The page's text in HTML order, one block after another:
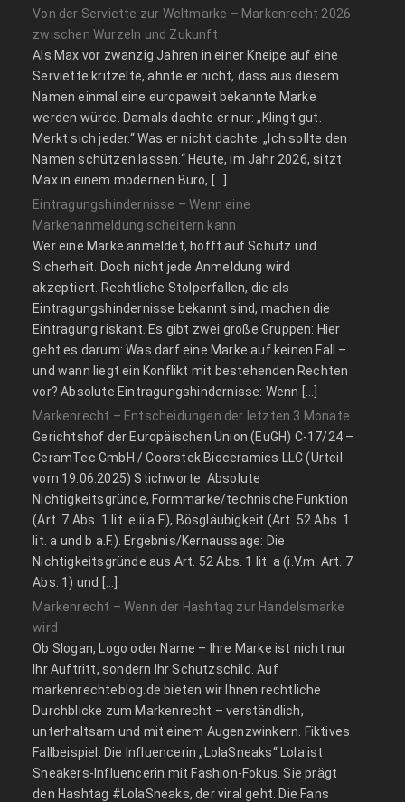
Von der Serviette zur Weltmarke – Markenrecht 2026
zwischen Wurzeln und Zukunft
Als Max vor zwanzig Jahren in einer Kneipe auf eine
Serviette kritzelte, ahnte er nicht, dass aus diesem
Namen einmal eine europaweit bekannte Marke
werden würde. Damals dachte er nur: „Klingt gut.
Merkt sich jeder.“ Was er nicht dachte: „Ich sollte den
Namen schützen lassen.“ Heute, im Jahr 2026, sitzt
Max in einem modernen Büro, […]
Eintragungshindernisse – Wenn eine
Markenanmeldung scheitern kann
Wer eine Marke anmeldet, hofft auf Schutz und
Sicherheit. Doch nicht jede Anmeldung wird
akzeptiert. Rechtliche Stolperfallen, die als
Eintragungshindernisse bekannt sind, machen die
Eintragung riskant. Es gibt zwei große Gruppen: Hier
geht es darum: Was darf eine Marke auf keinen Fall –
und wann liegt ein Konflikt mit bestehenden Rechten
vor? Absolute Eintragungshindernisse: Wenn […]
Markenrecht – Entscheidungen der letzten 3 Monate
Gerichtshof der Europäischen Union (EuGH) C‑17/24 –
CeramTec GmbH / Coorstek Bioceramics LLC (Urteil
vom 19.06.2025) Stichworte: Absolute
Nichtigkeitsgründe, Formmarke/technische Funktion
(Art. 7 Abs. 1 lit. e ii a.F.), Bösgläubigkeit (Art. 52 Abs. 1
lit. a und b a.F.). Ergebnis/Kernaussage: Die
Nichtigkeitsgründe aus Art. 52 Abs. 1 lit. a (i.V.m. Art. 7
Abs. 1) und […]
Markenrecht – Wenn der Hashtag zur Handelsmarke
wird
Ob Slogan, Logo oder Name – Ihre Marke ist nicht nur
Ihr Auftritt, sondern Ihr Schutzschild. Auf
markenrechteblog.de bieten wir Ihnen rechtliche
Durchblicke zum Markenrecht – verständlich,
unterhaltsam und mit einem Augenzwinkern. Fiktives
Fallbeispiel: Die Influencerin „LolaSneaks“ Lola ist
Sneakers-Influencerin mit Fashion-Fokus. Sie prägt
den Hashtag #LolaSneaks, der viral geht. Die Fans